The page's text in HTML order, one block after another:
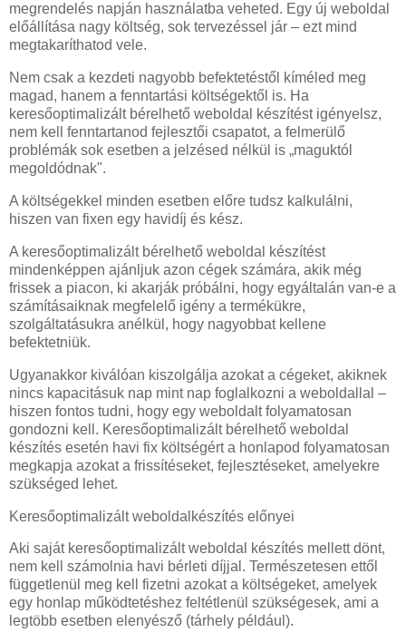
megrendelés napján használatba veheted. Egy új weboldal
előállítása nagy költség, sok tervezéssel jár – ezt mind
megtakaríthatod vele.
Nem csak a kezdeti nagyobb befektetéstől kíméled meg
magad, hanem a fenntartási költségektől is. Ha
keresőoptimalizált bérelhető weboldal készítést igényelsz,
nem kell fenntartanod fejlesztői csapatot, a felmerülő
problémák sok esetben a jelzésed nélkül is „maguktól
megoldódnak".
A költségekkel minden esetben előre tudsz kalkulálni,
hiszen van fixen egy havidíj és kész.
A keresőoptimalizált bérelhető weboldal készítést
mindenképpen ajánljuk azon cégek számára, akik még
frissek a piacon, ki akarják próbálni, hogy egyáltalán van-e a
számításaiknak megfelelő igény a termékükre,
szolgáltatásukra anélkül, hogy nagyobbat kellene
befektetniük.
Ugyanakkor kiválóan kiszolgálja azokat a cégeket, akiknek
nincs kapacitásuk nap mint nap foglalkozni a weboldallal –
hiszen fontos tudni, hogy egy weboldalt folyamatosan
gondozni kell. Keresőoptimalizált bérelhető weboldal
készítés esetén havi fix költségért a honlapod folyamatosan
megkapja azokat a frissítéseket, fejlesztéseket, amelyekre
szükséged lehet.
Keresőoptimalizált weboldalkészítés előnyei
Aki saját keresőoptimalizált weboldal készítés mellett dönt,
nem kell számolnia havi bérleti díjjal. Természetesen ettől
függetlenül meg kell fizetni azokat a költségeket, amelyek
egy honlap működtetéshez feltétlenül szükségesek, ami a
legtöbb esetben elenyésző (tárhely például).